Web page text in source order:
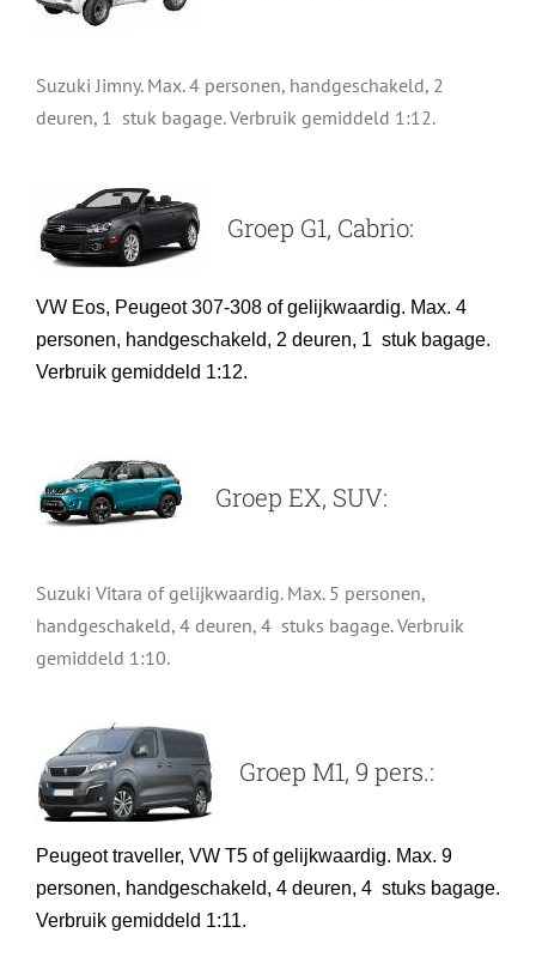
Suzuki Jimny. Max. 4 personen, handgeschakeld, 2
deuren, 1 stuk bagage. Verbruik gemiddeld 1:12.
Groep G1, Cabrio:
VW Eos, Peugeot 307-308 of gelijkwaardig. Max. 4
personen, handgeschakeld, 2 deuren, 1 stuk bagage.
Verbruik gemiddeld 1:12.
Groep EX, SUV:
Suzuki Vitara of gelijkwaardig. Max. 5 personen,
handgeschakeld, 4 deuren, 4 stuks bagage. Verbruik
gemiddeld 1:10.
Groep M1, 9 pers.:
Peugeot traveller, VW T5 of gelijkwaardig. Max. 9
personen, handgeschakeld, 4 deuren, 4 stuks bagage.
Verbruik gemiddeld 1:11.